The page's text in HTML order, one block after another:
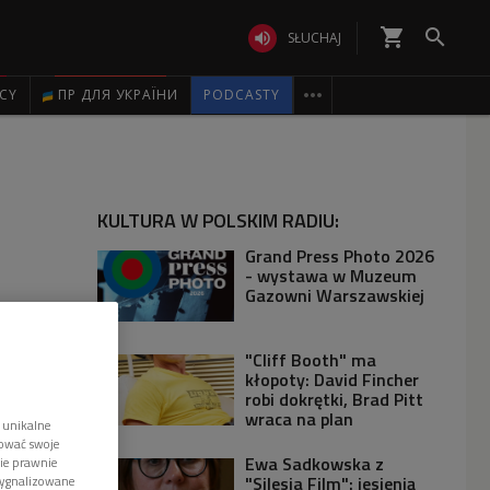
 SŁUCHAJ shopping_cart 
ПР ДЛЯ УКРАЇНИ PODCASTY 
KULTURA W POLSKIM RADIU:
Grand Press Photo 2026
- wystawa w Muzeum
Gazowni Warszawskiej
"Cliff Booth" ma
kłopoty: David Fincher
robi dokrętki, Brad Pitt
wraca na plan
Ewa Sadkowska z
"Silesia Film": jesienią
swoje
prawnie